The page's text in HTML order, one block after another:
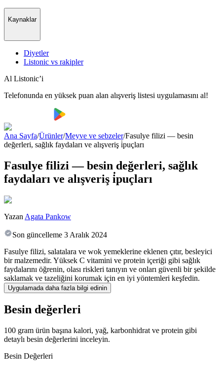
Kaynaklar
Diyetler
Listonic vs rakipler
Al Listonic’i
Telefonunda en yüksek puan alan alışveriş listesi uygulamasını al!
Ana Sayfa/Ürünler/Meyve ve sebzeler/Fasulye filizi — besin
değerleri, sağlık faydaları ve alışveriş i̇puçları
Fasulye filizi — besin değerleri, sağlık
faydaları ve alışveriş i̇puçları
Yazan Agata Pankow
Son güncelleme 3 Aralık 2024
Fasulye filizi, salatalara ve wok yemeklerine eklenen çıtır, besleyici
bir malzemedir. Yüksek C vitamini ve protein içeriği gibi sağlık
faydalarını öğrenin, olası riskleri tanıyın ve onları güvenli bir şekilde
saklamak ve tazeliğini korumak için en iyi yöntemleri keşfedin.
Uygulamada daha fazla bilgi edinin
Besin değerleri
100 gram ürün başına kalori, yağ, karbonhidrat ve protein gibi
detaylı besin değerlerini inceleyin.
Besin Değerleri